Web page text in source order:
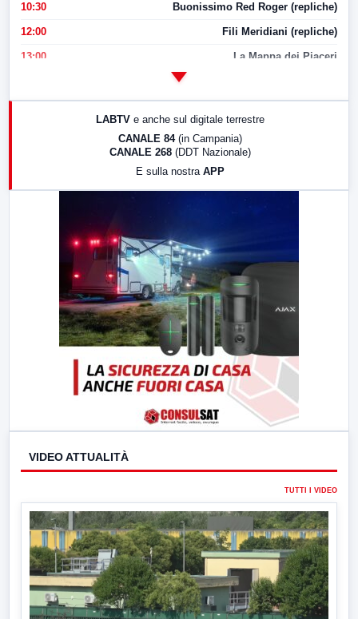
10:30 Buonissimo Red Roger (repliche)
12:00 Fili Meridiani (repliche)
13:00 La Mappa dei Piaceri
LABTV e anche sul digitale terrestre
CANALE 84 (in Campania)
CANALE 268 (DDT Nazionale)
E sulla nostra APP
VIDEO ATTUALITÀ
TUTTI I VIDEO